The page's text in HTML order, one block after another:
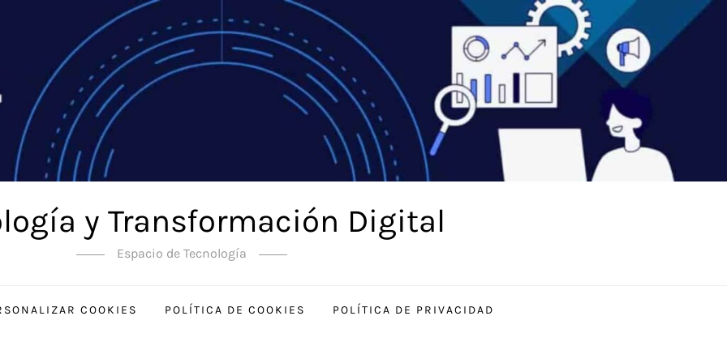
y Transformación Digital
Espacio de Tecnología
COOKIES POLÍTICA DE COOKIES POLÍTICA DE PRIVACIDAD